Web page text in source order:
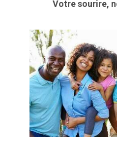
Votre sourire,